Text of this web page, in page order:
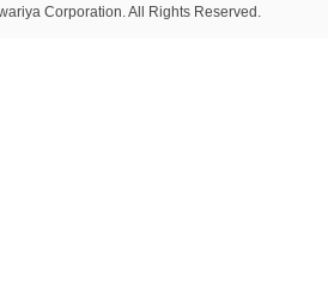
Corporation. All Rights Reserved.